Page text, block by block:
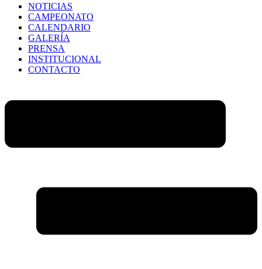
NOTICIAS
CAMPEONATO
CALENDARIO
GALERÍA
PRENSA
INSTITUCIONAL
CONTACTO